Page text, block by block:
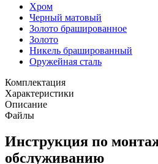
Хром
Черный матовый
Золото брашированное
Золото
Никель брашированный
Оружейная сталь
Комплектация
Характеристики
Описание
Файлы
Инструкция по
обслуживанию